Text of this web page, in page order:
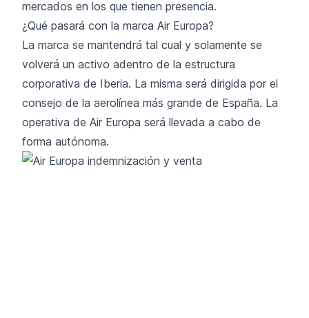
mercados en los que tienen presencia.
¿Qué pasará con la marca Air Europa?
La marca se mantendrá tal cual y solamente se
volverá un activo adentro de la estructura
corporativa de Iberia. La misma será dirigida por el
consejo de la aerolínea más grande de España. La
operativa de Air Europa será llevada a cabo de
forma autónoma.